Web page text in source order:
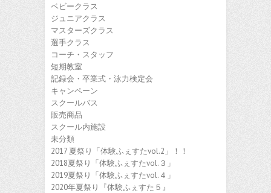
ベビークラス
ジュニアクラス
マスターズクラス
選手クラス
コーチ・スタッフ
短期教室
記録会・卒業式・泳力検定会
キャンペーン
スクールバス
販売商品
スクール内施設
未分類
2017 夏祭り「体験ふぇすたvol.2」！！
2018夏祭り「体験ふぇすたvol.３」
2019夏祭り「体験ふぇすたvol.４」
2020年夏祭り『体験ふぇすた５』